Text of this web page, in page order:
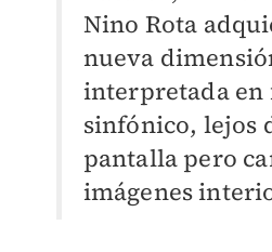
Nino Rota
nueva
interpretada en
sinfónico, lejos
pantalla pero
imágenes